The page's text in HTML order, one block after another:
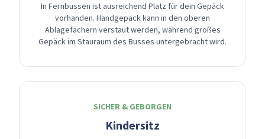
In Fernbussen ist ausreichend Platz für dein Gepäck
vorhanden. Handgepäck kann in den oberen
Ablagefächern verstaut werden, während großes
Gepäck im Stauraum des Busses untergebracht wird.
SICHER & GEBORGEN
Kindersitz